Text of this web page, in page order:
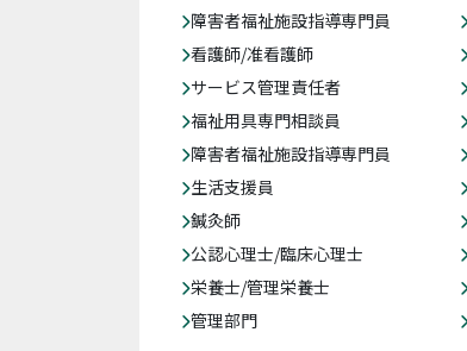
障害者福祉施設指導専門員
看護師/准看護師
サービス管理責任者
福祉用具専門相談員
障害者福祉施設指導専門員
生活支援員
鍼灸師
公認心理士/臨床心理士
栄養士/管理栄養士
管理部門